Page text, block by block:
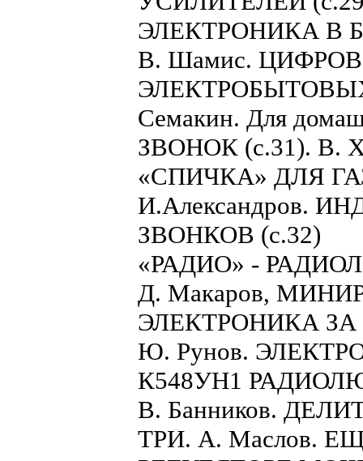
ЭЛЕКТРОНИКА В
В. Шамис.
Семакин. Для
ЗВОНОК (с.31). В.
«СПИЧКА» ДЛЯ
И.Александров.
ЗВОНКОВ (с.32)
«РАДИО» -
Д. Макаров,
ЭЛЕКТРОНИКА
Ю. Рунов.
К548УН1
В. Банников.
ТРИ. А. Маслов.